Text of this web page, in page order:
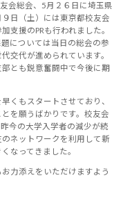
会総会、5月２６日に埼玉県
日（土）には東京都校友会
支援のPRも行われました。
については当日の総会の参
交代が進められています。
とも鋭意奮闘中で今後に期
くもスタートさせており、
を願うばかりです。校友会
今の大学入学者の減少が続
ネットワークを利用して新
なってきました。
力添えをいただけますよう